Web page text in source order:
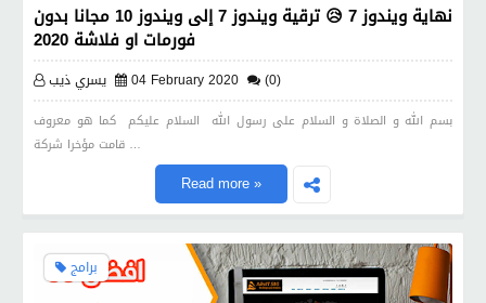
نهاية ويندوز 7 😥 ترقية ويندوز 7 إلى ويندوز 10 مجانا بدون
فورمات او فلاشة 2020
يسري ذيب 04 February 2020 (0)
بسم الله و الصلاة و السلام على رسول الله السلام عليكم كما هو معروف
قامت مؤخرا شركة …
Read more »
برامج